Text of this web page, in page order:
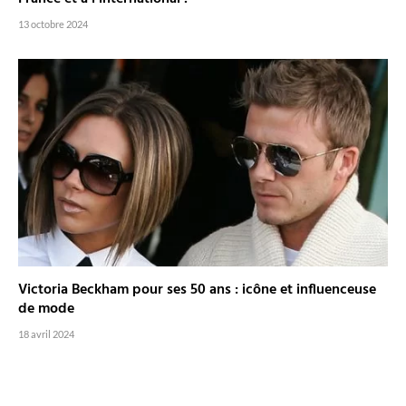
13 octobre 2024
Victoria Beckham pour ses 50 ans : icône et influenceuse
de mode
18 avril 2024